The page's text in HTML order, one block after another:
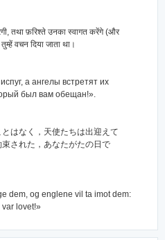
तथा फ़रिश्ते उनका स्वागत करेंगे (और
वचन दिया जाता था।
а ангелы встретят их
был вам обещан!».
はなく，天使たちは出迎えて
束された，あなたがたの日で
dem, og englene vil ta imot dem:
var lovet!»